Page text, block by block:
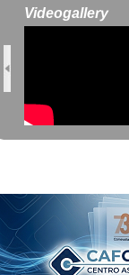
Videogallery